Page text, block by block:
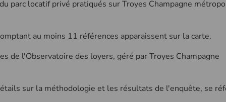
parc locatif privé pratiqués sur Troyes Champagne
au moins 11 références apparaissent sur la carte.
de l'Observatoire des loyers, géré par Troyes Champagne
sur la méthodologie et les résultats de l'enquête, se